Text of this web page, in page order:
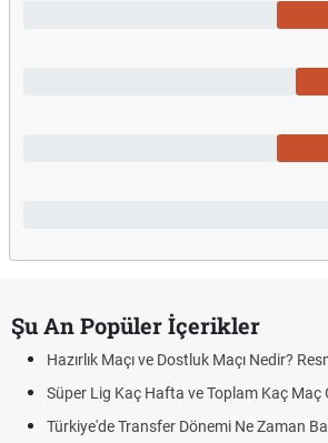
Şu An Popüler İçerikler
Hazırlık Maçı ve Dostluk Maçı Nedir?
Süper Lig Kaç Hafta ve Toplam Kaç Maç
Türkiye'de Transfer Dönemi Ne Zaman